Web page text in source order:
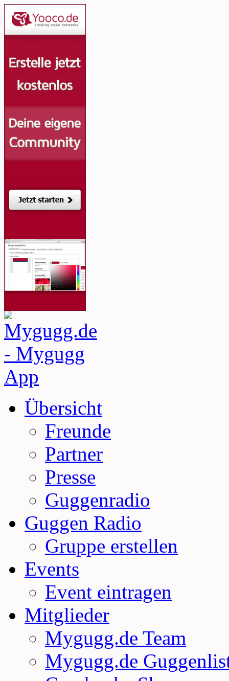
Übersicht
Freunde
Partner
Presse
Guggenradio
Guggen Radio
Gruppe erstellen
Events
Event eintragen
Mitglieder
Mygugg.de Team
Mygugg.de